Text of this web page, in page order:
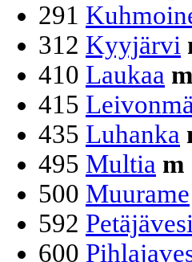
291
312 Kyyjärvi
410 Laukaa m
415
435 Luhanka
495 Multia m
500 Muurame
592 Petäjävesi
600